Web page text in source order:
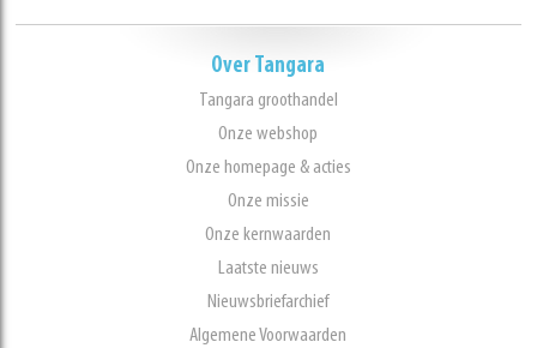
Over Tangara
Tangara groothandel
Onze webshop
Onze homepage & acties
Onze missie
Onze kernwaarden
Laatste nieuws
Nieuwsbriefarchief
Algemene Voorwaarden